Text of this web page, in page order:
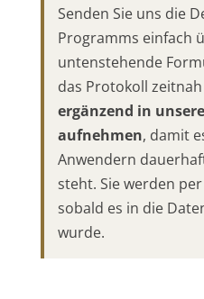
Senden Sie uns die
Programms einfach
untenstehende
das Protokoll
ergänzend in
aufnehmen, damit
Anwendern
steht. Sie werden per
sobald es in die
wurde.